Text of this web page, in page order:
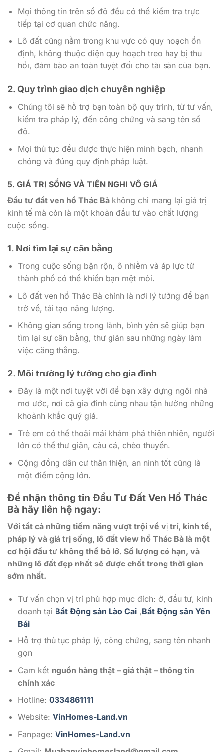
Mọi thông tin trên sổ đỏ đều có thể kiểm tra trực
tiếp tại cơ quan chức năng.
Lô đất cũng nằm trong khu vực có quy hoạch ổn
định, không thuộc diện quy hoạch treo hay bị thu
hồi, đảm bảo an toàn tuyệt đối cho tài sản của bạn.
2. Quy trình giao dịch chuyên nghiệp
Chúng tôi sẽ hỗ trợ bạn toàn bộ quy trình, từ tư vấn,
kiểm tra pháp lý, đến công chứng và sang tên sổ
đỏ.
Mọi thủ tục đều được thực hiện minh bạch, nhanh
chóng và đúng quy định pháp luật.
5. GIÁ TRỊ SỐNG VÀ TIỆN NGHI VÔ GIÁ
Đầu tư đất ven hồ Thác Bà không chỉ mang lại giá trị
kinh tế mà còn là một khoản đầu tư vào chất lượng
cuộc sống.
1. Nơi tìm lại sự cân bằng
Trong cuộc sống bận rộn, ô nhiễm và áp lực từ
thành phố có thể khiến bạn mệt mỏi.
Lô đất ven hồ Thác Bà chính là nơi lý tưởng để bạn
trở về, tái tạo năng lượng.
Không gian sống trong lành, bình yên sẽ giúp bạn
tìm lại sự cân bằng, thư giãn sau những ngày làm
việc căng thẳng.
2. Môi trường lý tưởng cho gia đình
Đây là một nơi tuyệt vời để bạn xây dựng ngôi nhà
mơ ước, nơi cả gia đình cùng nhau tận hưởng những
khoảnh khắc quý giá.
Trẻ em có thể thoải mái khám phá thiên nhiên, người
lớn có thể thư giãn, câu cá, chèo thuyền.
Cộng đồng dân cư thân thiện, an ninh tốt cũng là
một điểm cộng lớn.
Để nhận thông tin Đầu Tư Đất Ven Hồ Thác
Bà hãy liên hệ ngay:
Với tất cả những tiềm năng vượt trội về vị trí, kinh tế,
pháp lý và giá trị sống, lô đất view hồ Thác Bà là một
cơ hội đầu tư không thể bỏ lỡ. Số lượng có hạn, và
những lô đất đẹp nhất sẽ được chốt trong thời gian
sớm nhất.
Tư vấn chọn vị trí phù hợp mục đích: ở, đầu tư, kinh
doanh tại Bất Động sản Lào Cai,Bất Động sản Yên
Bái
Hỗ trợ thủ tục pháp lý, công chứng, sang tên nhanh
gọn
Cam kết nguồn hàng thật – giá thật – thông tin
chính xác
Hotline: 0334861111
Website: VinHomes-Land.vn
Fanpage: VinHomes-Land.vn